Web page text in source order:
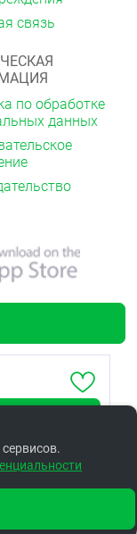
2
450.04 ₽
связь
по обработке
данных